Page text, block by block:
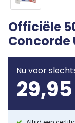
Officiële
Concorde
Nu voor
29,95